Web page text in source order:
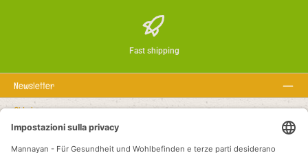
Fast shipping
Newsletter
Chi siamo
Rechtstexte